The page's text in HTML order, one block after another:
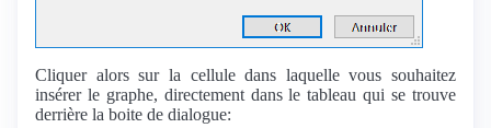
Cliquer alors sur la cellule dans laquelle vous souhaitez
insérer le graphe, directement dans le tableau qui se trouve
derrière la boite de dialogue: